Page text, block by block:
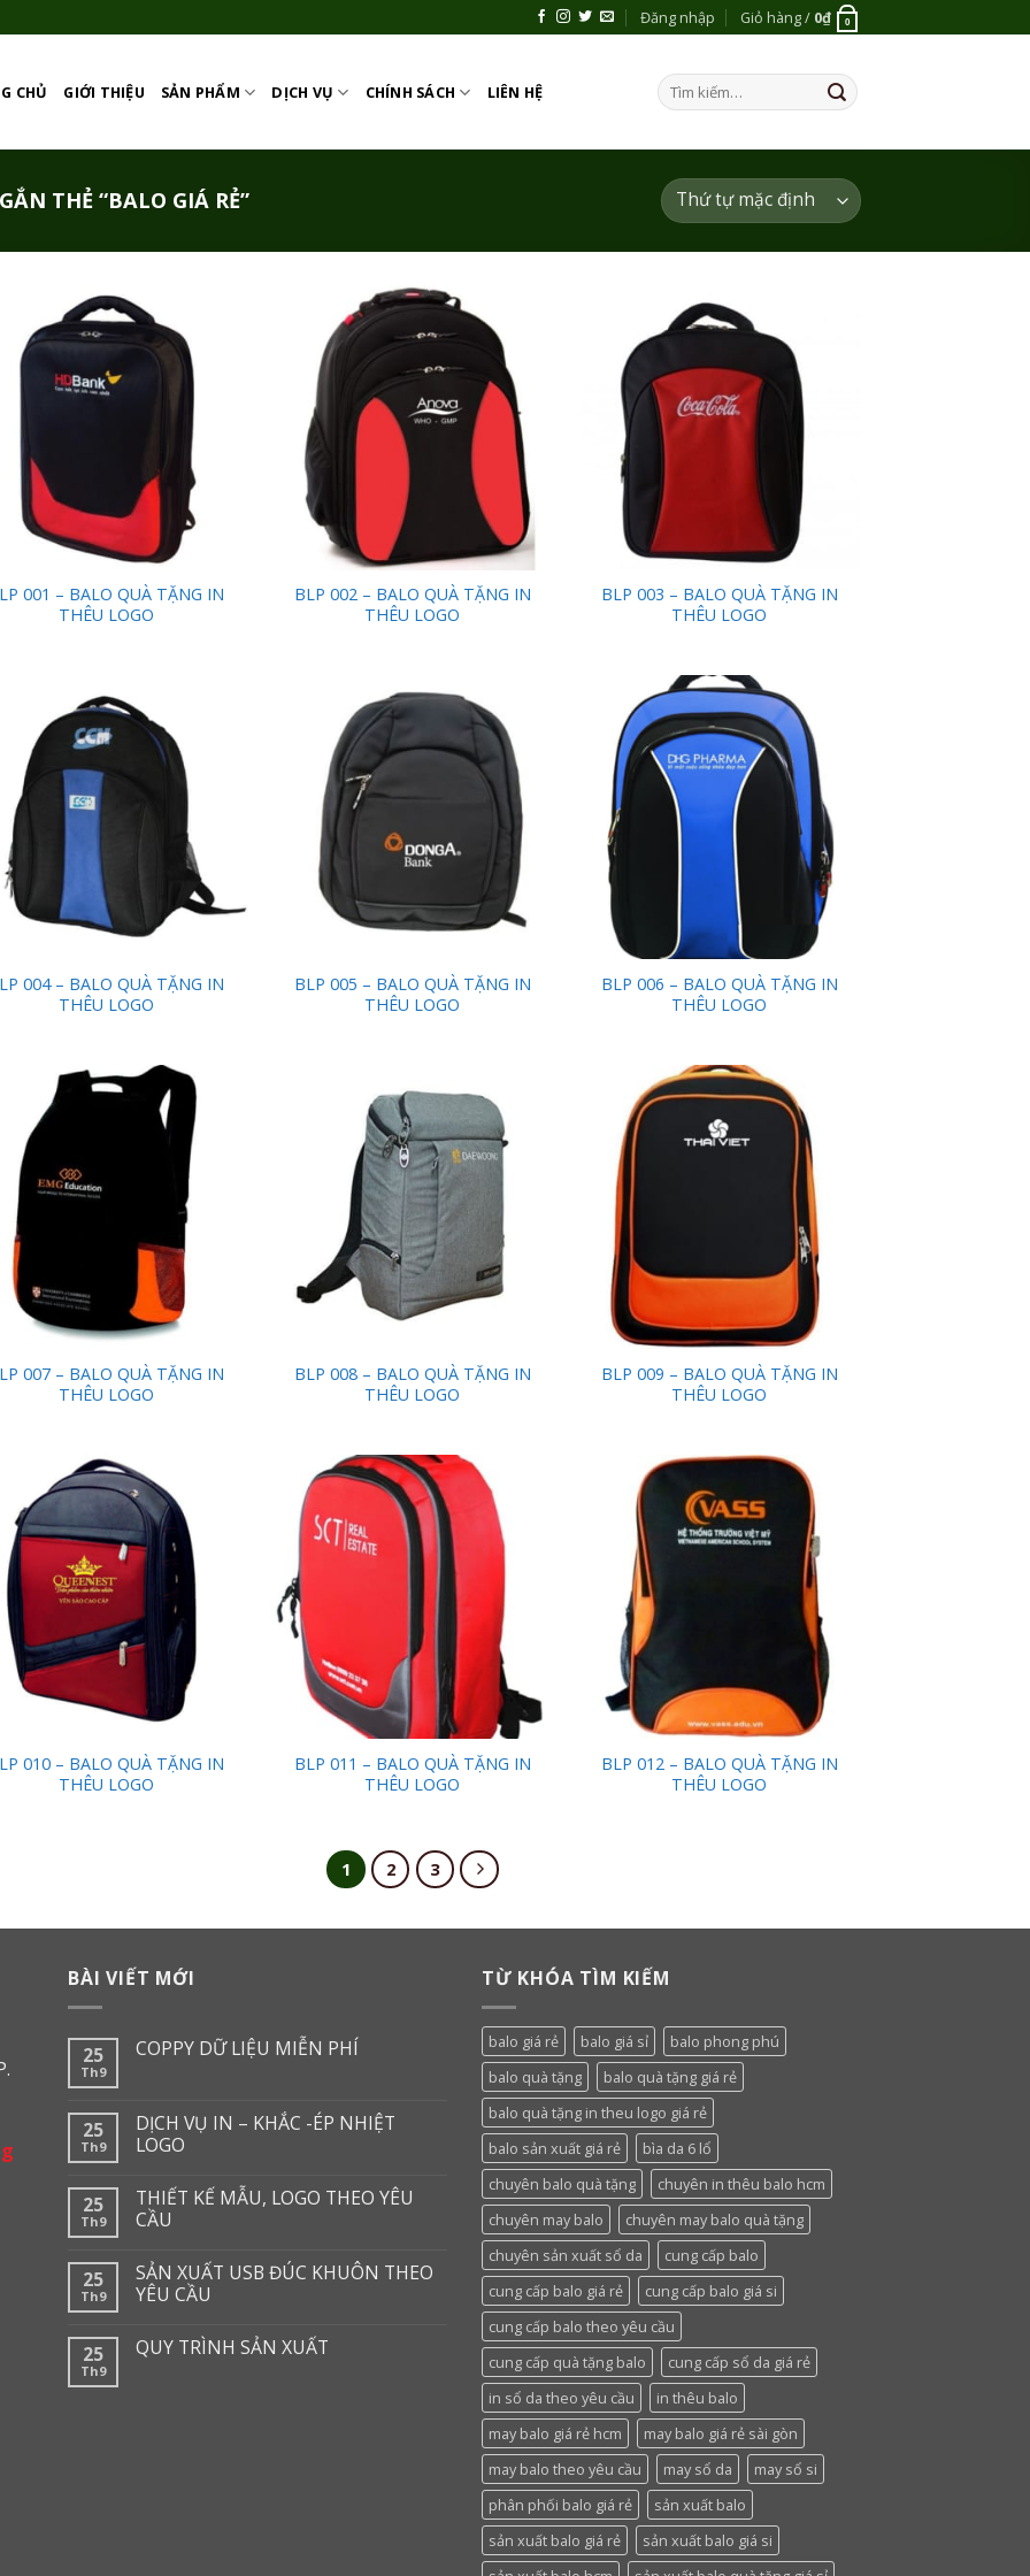
Đăng nhập Giỏ hàng / 0₫ 0
CHỦ GIỚI THIỆU SẢN PHẨM DỊCH VỤ CHÍNH SÁCH LIÊN HỆ
Tìm
kiếm:
THẺ “BALO GIÁ RẺ”
Add to
Wishlist
001 – BALO QUÀ TẶNG IN
THÊU LOGO
Add to
Wishlist
BLP 002 – BALO QUÀ TẶNG IN
THÊU LOGO
Wishlist
BLP 003 – BALO QUÀ TẶNG IN
THÊU LOGO
004 – BALO QUÀ TẶNG IN
THÊU LOGO
Add to
Wishlist
BLP 005 – BALO QUÀ TẶNG IN
THÊU LOGO
Add to
Wishlist
BLP 006 – BALO QUÀ TẶNG IN
THÊU LOGO
Add to
Wishlist
007 – BALO QUÀ TẶNG IN
THÊU LOGO
Add to
Wishlist
BLP 008 – BALO QUÀ TẶNG IN
THÊU LOGO
Add to
Wishlist
BLP 009 – BALO QUÀ TẶNG IN
THÊU LOGO
Add to
Wishlist
010 – BALO QUÀ TẶNG IN
THÊU LOGO
Add to
Wishlist
BLP 011 – BALO QUÀ TẶNG IN
THÊU LOGO
Add to
Wishlist
BLP 012 – BALO QUÀ TẶNG IN
THÊU LOGO
1 2 3
BÀI VIẾT MỚI
25
Th9
COPPY DỮ LIỆU MIỄN PHÍ
25
Th9
DỊCH VỤ IN – KHẮC -ÉP NHIỆT
LOGO
25
Th9
THIẾT KẾ MẪU, LOGO THEO YÊU
CẦU
25
Th9
SẢN XUẤT USB ĐÚC KHUÔN THEO
YÊU CẦU
25
Th9
QUY TRÌNH SẢN XUẤT
TỪ KHÓA TÌM KIẾM
balo giá rẻ balo giá sỉ
balo phong phú
balo quà tặng
balo quà tặng giá rẻ
balo quà tặng in theu logo giá rẻ
balo sản xuất giá rẻ
bìa da 6 lổ
chuyên balo quà tặng
chuyên in thêu balo hcm
chuyên may balo
chuyên may balo quà tặng
chuyên sản xuất sổ da
cung cấp balo
cung cấp balo giá rẻ
cung cấp balo giá si
cung cấp balo theo yêu cầu
cung cấp quà tặng balo
cung cấp sổ da giá rẻ
in sổ da theo yêu cầu
in thêu balo
may balo giá rẻ hcm
may balo giá rẻ sài gòn
may balo theo yêu cầu
may sổ da
may sổ si
phân phối balo giá rẻ
sản xuất balo
sản xuất balo giá rẻ
sản xuất balo giá si